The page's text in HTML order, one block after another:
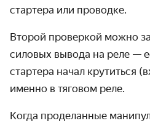
стартера или проводке.
Второй проверкой можно
силовых вывода на реле —
стартера начал крутиться
именно в тяговом реле.
Когда проделанные